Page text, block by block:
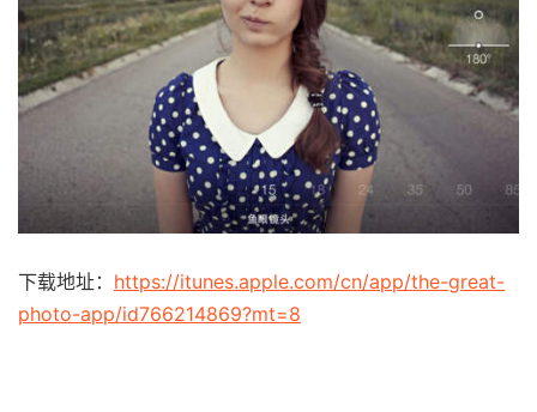
下载地址： https://itunes.apple.com/cn/app/the-great-
photo-app/id766214869?mt=8